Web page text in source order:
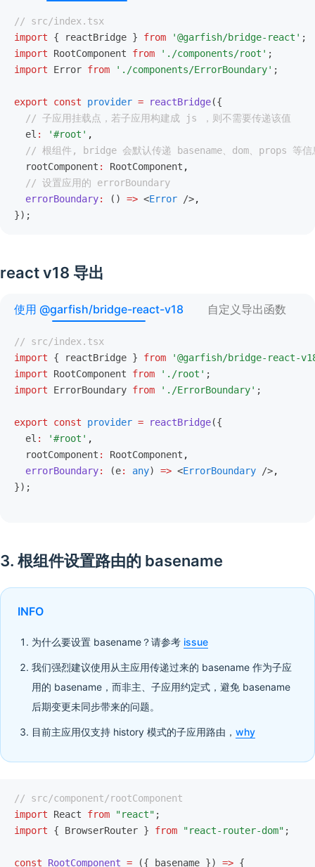
// src/index.tsx
import { reactBridge } from '@garfish/bridge-react' ;
import RootComponent from './components/root' ;
import Error from './components/ErrorBoundary' ;
export const provider = reactBridge({
  // 子应用挂载点，若子应用构建成 js ，则不需要传递该值
  el
: '#root' ,
// 根组件, bridge 会默认传递 basename、dom、props 等信
  rootComponent
: RootComponent ,
  // 设置应用的 errorBoundary
  errorBoundary
: () => <Error />,
});
react v18 导出
使用 @garfish/bridge-react-v18 自定义导出函数
// src/index.tsx
import { reactBridge } from '@garfish/bridge-react-
import RootComponent from './root' ;
import ErrorBoundary from './ErrorBoundary' ;
export const provider = reactBridge({
  el
: '#root' ,
  rootComponent
: RootComponent ,
  errorBoundary
: (e: any) => <ErrorBoundary />,
});
3. 根组件设置路由的 basename
INFO
为什么要设置 basename？请参考 issue
我们强烈建议使用从主应用传递过来的 basename 作为子应
用的 basename，而非主、子应用约定式，避免 basename
后期变更未同步带来的问题。
目前主应用仅支持 history 模式的子应用路由， why
// src/component/rootComponent
import React from "react" ;
import { BrowserRouter } from "react-router-dom" ;
const RootComponent = ({ basename }) => {